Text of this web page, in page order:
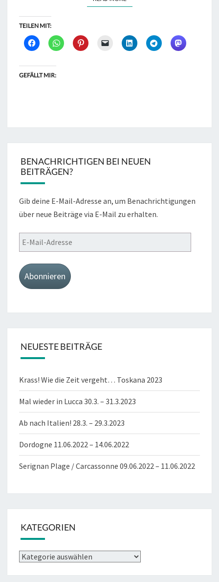
TEILEN MIT:
GEFÄLLT MIR:
BENACHRICHTIGEN BEI NEUEN
BEITRÄGEN?
Gib deine E-Mail-Adresse an, um Benachrichtigungen
über neue Beiträge via E-Mail zu erhalten.
E-
Mail-
Adresse
Abonnieren
NEUESTE BEITRÄGE
Krass! Wie die Zeit vergeht… Toskana 2023
Mal wieder in Lucca 30.3. – 31.3.2023
Ab nach Italien! 28.3. – 29.3.2023
Dordogne 11.06.2022 – 14.06.2022
Serignan Plage / Carcassonne 09.06.2022 – 11.06.2022
KATEGORIEN
Kategorien